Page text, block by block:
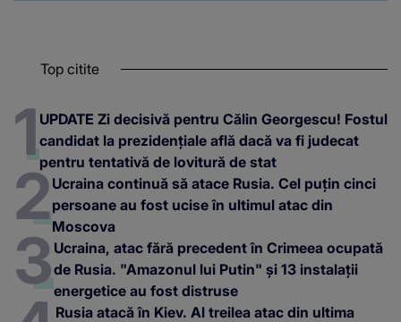
Top citite
UPDATE Zi decisivă pentru Călin Georgescu! Fostul
candidat la prezidențiale află dacă va fi judecat
pentru tentativă de lovitură de stat
Ucraina continuă să atace Rusia. Cel puțin cinci
persoane au fost ucise în ultimul atac din
Moscova
Ucraina, atac fără precedent în Crimeea ocupată
de Rusia. "Amazonul lui Putin" și 13 instalații
energetice au fost distruse
Rusia atacă în Kiev. Al treilea atac din ultima